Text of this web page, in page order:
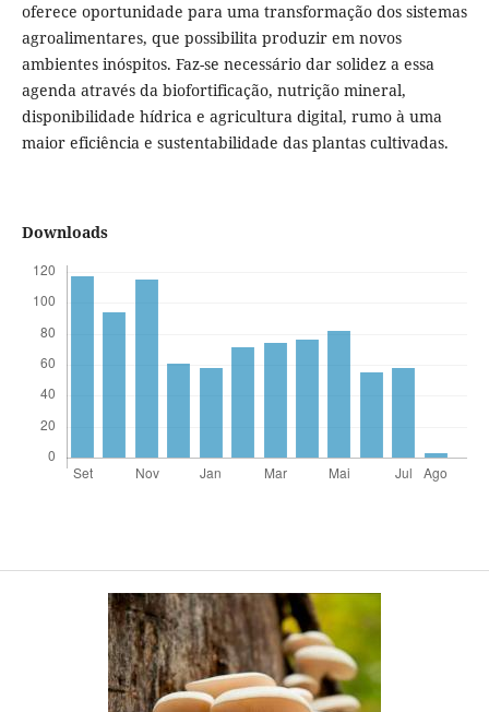
oferece oportunidade para uma transformação dos sistemas
agroalimentares, que possibilita produzir em novos
ambientes inóspitos. Faz-se necessário dar solidez a essa
agenda através da biofortificação, nutrição mineral,
disponibilidade hídrica e agricultura digital, rumo à uma
maior eficiência e sustentabilidade das plantas cultivadas.
Downloads